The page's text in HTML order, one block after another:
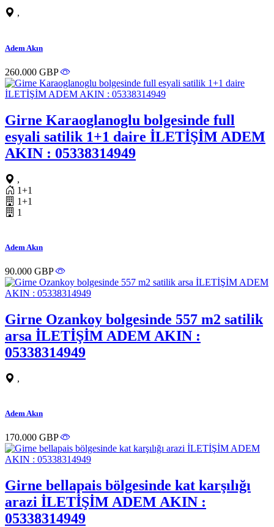
,
Adem Akın
260.000 GBP
Girne Karaoglanoglu bolgesinde full
esyali satilik 1+1 daire İLETİŞİM ADEM
AKIN : 05338314949
,
1+1
1+1
1
Adem Akın
90.000 GBP
Girne Ozankoy bolgesinde 557 m2 satilik
arsa İLETİŞİM ADEM AKIN :
05338314949
,
Adem Akın
170.000 GBP
Girne bellapais bölgesinde kat karşılığı
arazi İLETİŞİM ADEM AKIN :
05338314949